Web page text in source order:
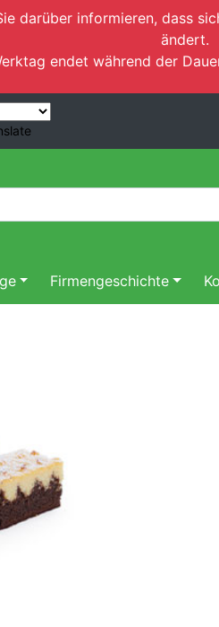
darüber informieren, dass
ändert.
endet während der
Firmengeschichte